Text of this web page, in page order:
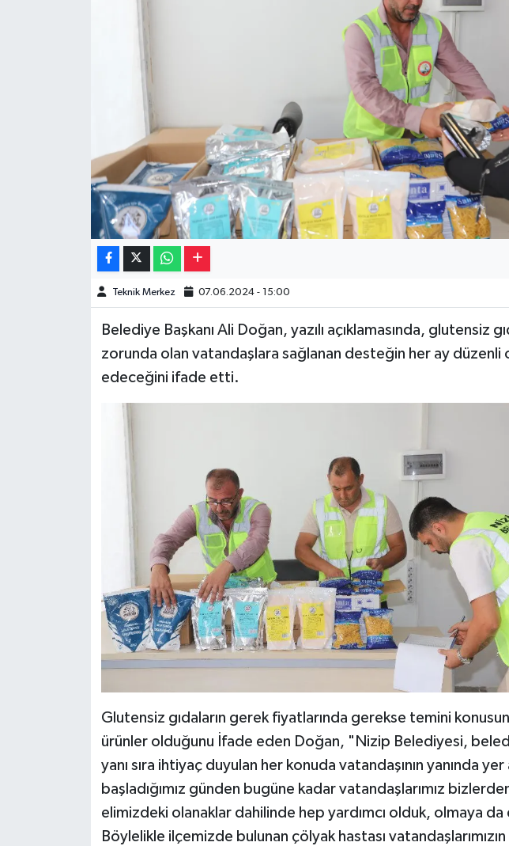
Teknik Merkez 07.06.2024 - 15:00
Belediye Başkanı Ali Doğan, yazılı açıklamasında, glutensiz
zorunda olan vatandaşlara sağlanan desteğin her ay düzenli
edeceğini ifade etti.
Glutensiz gıdaların gerek fiyatlarında gerekse temini
ürünler olduğunu İfade eden Doğan, "Nizip Belediyesi,
yanı sıra ihtiyaç duyulan her konuda vatandaşının yanında
başladığımız günden bugüne kadar vatandaşlarımız
elimizdeki olanaklar dahilinde hep yardımcı olduk, olmaya
Böylelikle ilçemizde bulunan çölyak hastası
Sinemalar
Teknoloji